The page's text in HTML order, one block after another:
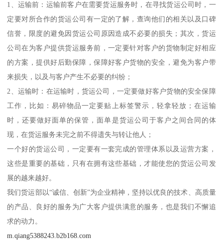
1、运输前：运输前客户在需要货运服务时，在寻找货运公司时，一
定要对所合作的货运公司有一定的了解，查询他们的相关以及口碑
信誉，限度的避免因货运公司原因造成不必要的损失；其次，货运
公司在为客户提供货运服务前，一定要针对客户的货物制定好相应
的方案，提供好后勤保障，保障好客户货物的安全，避免为客户带
来损失，以及与客户产生不必要的纠纷；
2、运输时：在运输时，货运公司，一定要做好客户货物的安全保障
工作，比如：易碎物品一定要贴上标签警示，轻拿轻放；在运输
时，还要做好面单的保管，面单是货运公司于客户之间合同的体
现，在货运服务未完之前不得遗失与转让他人；
一个好的货运公司，一定要有一套完成的管理体系以及运营方案，
这些是重要的基础，只有在拥有这些基础，才能使您的货运公司发
展的越来越好。
我们货运部以“诚信、创新”为企业精神，坚持以优良的技术、高质量
的产品、良好的服务为广大客户提供满意的服务，也是我们不懈追
求的动力。
m.qiang5388243.b2b168.com